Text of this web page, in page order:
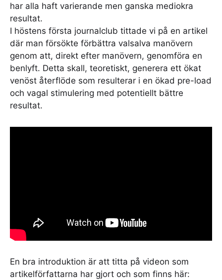
har alla haft varierande men ganska mediokra
resultat.
I höstens första journalclub tittade vi på en artikel
där man försökte förbättra valsalva manövern
genom att, direkt efter manövern, genomföra en
benlyft. Detta skall, teoretiskt, generera ett ökat
venöst återflöde som resulterar i en ökad pre-load
och vagal stimulering med potentiellt bättre
resultat.
En bra introduktion är att titta på videon som
artikelförfattarna har gjort och som finns här: